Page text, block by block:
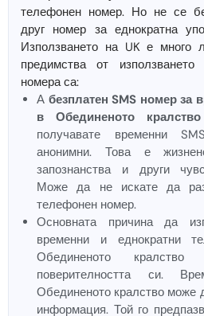
телефонен номер. Но не се
друг номер за еднократна
Използването на UK е много
предимства от
номера са:
А безплатен SMS номер за
в Обединеното кралство
получавате временни
анонимни. Това е
запознанства и други
Може да не искате да
телефонен номер.
Основната причина да
временни и еднократни
Обединеното
поверителността си.
Обединеното кралство може
информация. Той го